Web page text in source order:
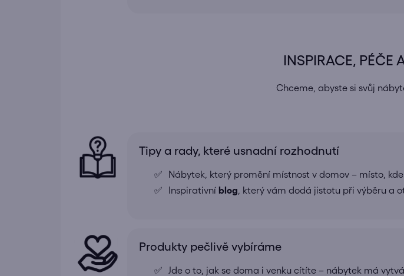
INSPIRACE, PÉČE
Chceme, abyste si svůj
Tipy a rady, které usnadní rozhodnutí
Nábytek, který promění místnost v domov – místo,
Inspirativní blog , který vám dodá jistotu při výběru a
Produkty pečlivě vybíráme
Jde o to, jak se doma i venku cítíte – nábytek má